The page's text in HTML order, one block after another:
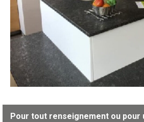
Pour tout renseignement ou pour